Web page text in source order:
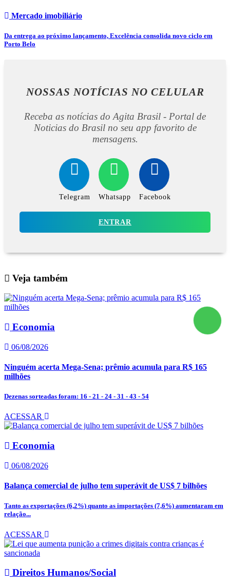
Mercado imobiliário
Da entrega ao próximo lançamento, Excelência consolida novo ciclo em
Porto Belo
NOSSAS NOTÍCIAS NO CELULAR
Receba as notícias do Agita Brasil - Portal de
Noticias do Brasil no seu app favorito de
mensagens.
Telegram Whatsapp Facebook
ENTRAR
Veja também
Economia
06/08/2026
Ninguém acerta Mega-Sena; prêmio acumula para R$ 165
milhões
Dezenas sorteadas foram: 16 - 21 - 24 - 31 - 43 - 54
ACESSAR
Economia
06/08/2026
Balança comercial de julho tem superávit de US$ 7 bilhões
Tanto as exportações (6,2%) quanto as importações (7,6%) aumentaram em
relação...
ACESSAR
Direitos Humanos/Social